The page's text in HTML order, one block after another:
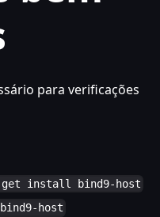
para verificações
get install bind9-host
host